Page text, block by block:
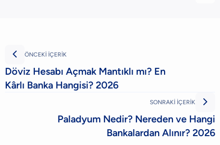
 ÖNCEKİ İÇERİK
Döviz Hesabı Açmak Mantıklı mı? En
Kârlı Banka Hangisi? 2026
SONRAKİ İÇERİK 
Paladyum Nedir? Nereden ve Hangi
Bankalardan Alınır? 2026